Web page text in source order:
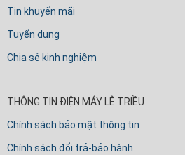
Tin khuyến mãi
Tuyển dụng
Chia sẻ kinh nghiệm
THÔNG TIN ĐIỆN MÁY LÊ TRIỀU
Chính sách bảo mật thông tin
Chính sách đổi trả-bảo hành